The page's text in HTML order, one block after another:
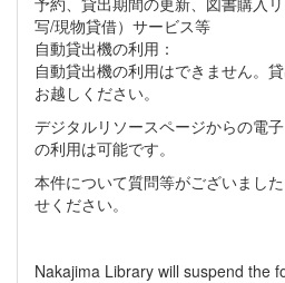
写/現物貸借）サービス等
自動貸出機の利用：
自動貸出機の利用はできません。
お越しください。
デジタルリソースページからの電
の利用は可能です。
本件について質問等がございまし
せください。
Nakajima Library will suspend the